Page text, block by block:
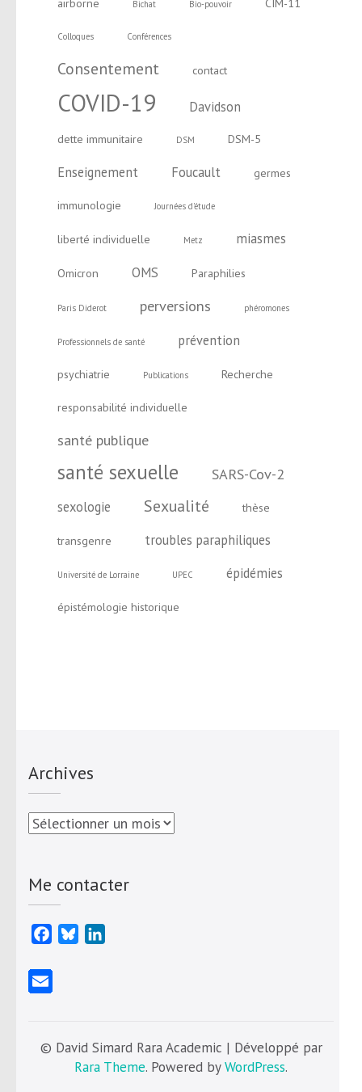
Bichat Bio-pouvoir
Colloques Conférences
Consentement contact
COVID-19 Davidson
dette immunitaire DSM DSM-5
Enseignement Foucault germes
immunologie Journées d'étude
liberté individuelle Metz miasmes
Omicron OMS Paraphilies
Paris Diderot perversions phéromones
Professionnels de santé prévention
psychiatrie Publications Recherche
responsabilité individuelle
santé publique
santé sexuelle SARS-Cov-2
sexologie Sexualité thèse
transgenre troubles paraphiliques
Université de Lorraine UPEC épidémies
épistémologie historique
Archives
Archives
Me contacter
Facebook
Bluesky
© David Simard Rara Academic | Développé par
Rara Theme. Powered byWordPress.